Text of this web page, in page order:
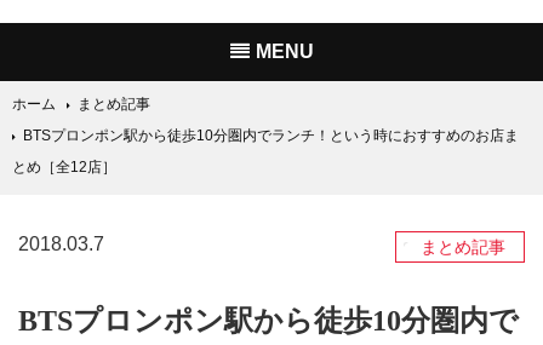
MENU
ホーム
まとめ記事
BTSプロンポン駅から徒歩10分圏内でランチ！という時におすすめのお店ま
とめ［全12店］
2018.03.7 まとめ記事
BTSプロンポン駅から徒歩10分圏内で